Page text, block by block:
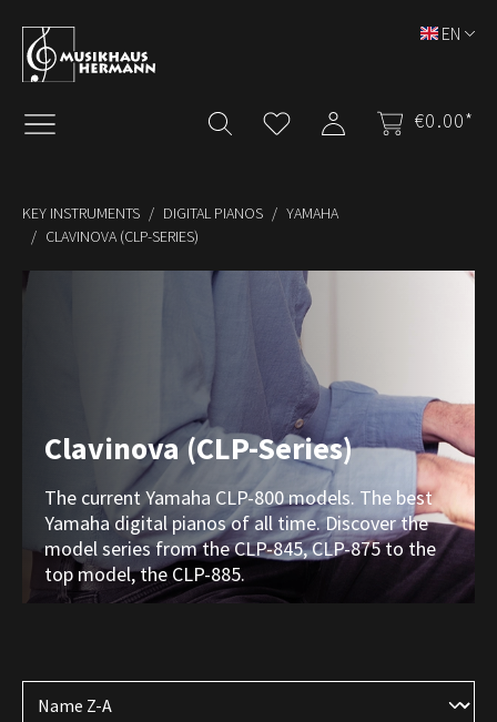
Skip to main content
€0.00*
EN
KEY INSTRUMENTS DIGITAL PIANOS
YAMAHA
CLAVINOVA (CLP-SERIES)
Clavinova (CLP-Series)
The current Yamaha CLP-800 models. The best
Yamaha digital pianos of all time. Discover the
model series from the CLP-845, CLP-875 to the
top model, the CLP-885.